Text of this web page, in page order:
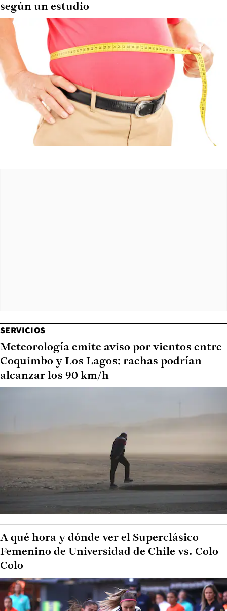
según un estudio
SERVICIOS
Meteorología emite aviso por vientos entre
Coquimbo y Los Lagos: rachas podrían
alcanzar los 90 km/h
A qué hora y dónde ver el Superclásico
Femenino de Universidad de Chile vs. Colo
Colo